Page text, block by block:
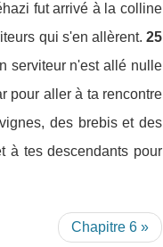
fut arrivé à la colline
qui s'en allèrent. 25
serviteur n'est allé nulle
pour aller à ta rencontre
des brebis et des
à tes descendants pour
Chapitre 6 »